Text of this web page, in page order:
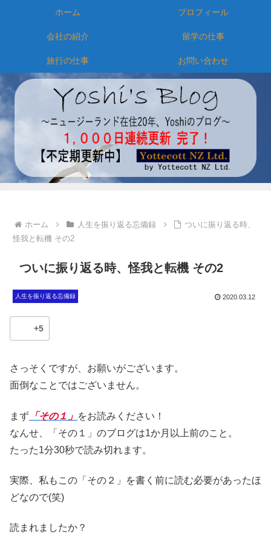
ホーム プロフィール
会社の紹介 留学の仕事
旅行の仕事 お問い合わせ
ホーム 人生を振り返る忘備録
ついに振り返る時、
怪我と転機 その2
ついに振り返る時、怪我と転機 その2
人生を振り返る忘備録 2020.03.12
+5
さっそくですが、お願いがございます。
面倒なことではございません。
まず 「その１」 をお読みください！
なんせ、「その１」のブログは1か月以上前のこと。
たった1分30秒で読み切れます。
実際、私もこの「その２」を書く前に読む必要があったほ
どなので(笑)
読まれましたか？